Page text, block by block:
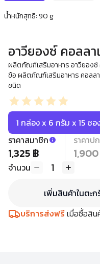
น้ำหนักสุทธิ: 90 g
อาวียองซ์ คอลล
ผลิตภัณฑ์เสริมอาหาร อาวียองซ์
ข้อ ผลิตภัณฑ์เสริมอาหาร คอลล
ชนิด
1 กล่อง x 6 กรัม x 15 ซอ
ราคาสมาชิก
1,325 ฿
ราคาป
จำนวน 1
เพิ่มสินค้าในตะก
บริการส่งฟรีเมื่อซื้อสิน